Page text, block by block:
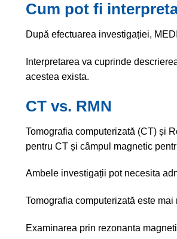
Cum pot fi
După efectuarea investigației,
Interpretarea va cuprinde
acestea exista.
CT vs. RMN
Tomografia computerizată (CT) și
pentru CT și câmpul magnetic
Ambele investigații pot necesita
Tomografia computerizată este
Examinarea prin rezonanta